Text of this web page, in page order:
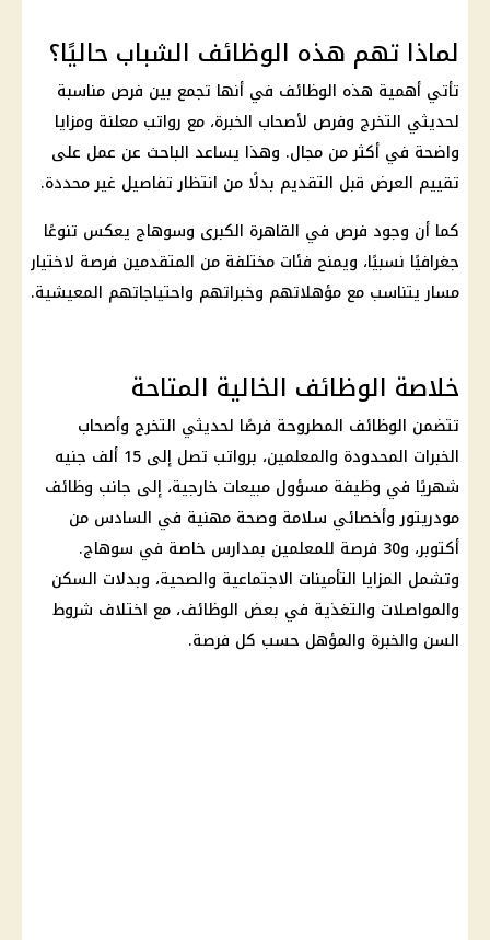
لماذا تهم هذه الوظائف الشباب حاليًا؟
تأتي أهمية هذه الوظائف في أنها تجمع بين فرص مناسبة
لحديثي التخرج وفرص لأصحاب الخبرة، مع رواتب معلنة ومزايا
واضحة في أكثر من مجال. وهذا يساعد الباحث عن عمل على
تقييم العرض قبل التقديم بدلًا من انتظار تفاصيل غير محددة.
كما أن وجود فرص في القاهرة الكبرى وسوهاج يعكس تنوعًا
جغرافيًا نسبيًا، ويمنح فئات مختلفة من المتقدمين فرصة لاختيار
مسار يتناسب مع مؤهلاتهم وخبراتهم واحتياجاتهم المعيشية.
خلاصة الوظائف الخالية المتاحة
تتضمن الوظائف المطروحة فرصًا لحديثي التخرج وأصحاب
الخبرات المحدودة والمعلمين، برواتب تصل إلى 15 ألف جنيه
شهريًا في وظيفة مسؤول مبيعات خارجية، إلى جانب وظائف
مودريتور وأخصائي سلامة وصحة مهنية في السادس من
أكتوبر، و30 فرصة للمعلمين بمدارس خاصة في سوهاج.
وتشمل المزايا التأمينات الاجتماعية والصحية، وبدلات السكن
والمواصلات والتغذية في بعض الوظائف، مع اختلاف شروط
السن والخبرة والمؤهل حسب كل فرصة.